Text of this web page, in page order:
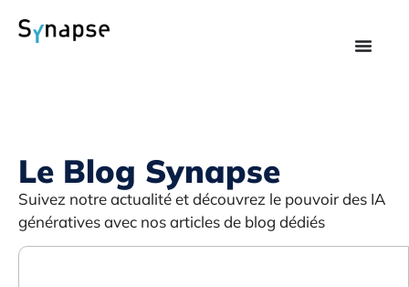
Le Blog Synapse
Suivez notre actualité et découvrez le pouvoir des IA
génératives avec nos articles de blog dédiés